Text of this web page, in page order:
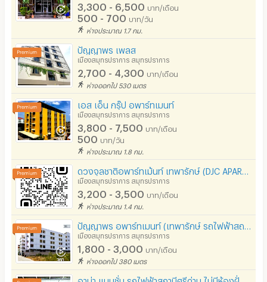
3,300 - 6,500 บาท/เดือน
500 - 700 บาท/วัน
ห่างประมาณ 1.7 กม.
ปัญญาพร เพลส
เมืองสมุทรปราการ สมุทรปราการ
2,700 - 4,300 บาท/เดือน
ห่างออกไป 530 เมตร
เอส เอ็น กรุ๊ป อพาร์ทเมนท์
เมืองสมุทรปราการ สมุทรปราการ
3,800 - 7,500 บาท/เดือน
500 บาท/วัน
ห่างประมาณ 1.8 กม.
เมืองสมุทรปราการ สมุทรปราการ
3,200 - 3,500 บาท/เดือน
ห่างประมาณ 1.4 กม.
เมืองสมุทรปราการ สมุทรปราการ
1,800 - 3,000 บาท/เดือน
ห่างออกไป 380 เมตร